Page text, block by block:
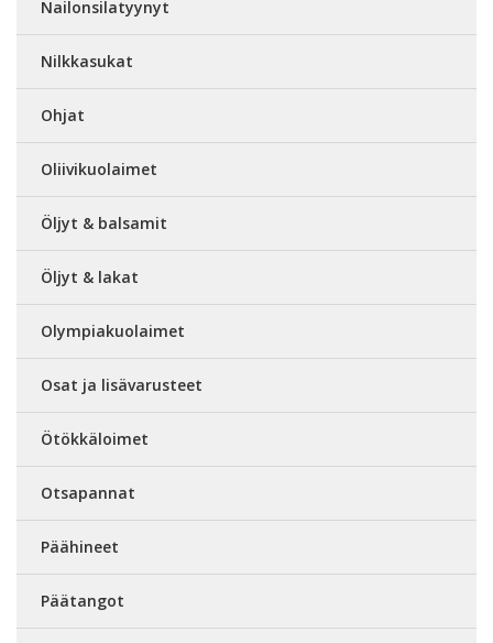
Nailonsilatyynyt
Nilkkasukat
Ohjat
Oliivikuolaimet
Öljyt & balsamit
Öljyt & lakat
Olympiakuolaimet
Osat ja lisävarusteet
Ötökkäloimet
Otsapannat
Päähineet
Päätangot